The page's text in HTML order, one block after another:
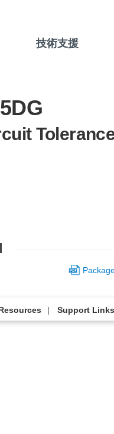
技術支援
Support Links